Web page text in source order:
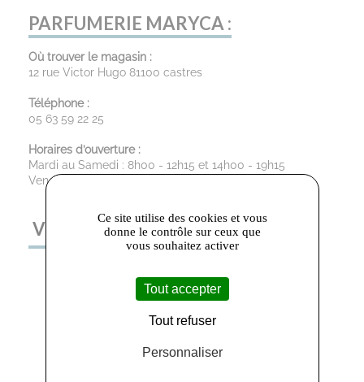
PARFUMERIE MARYCA :
Où trouver le magasin :
12 rue Victor Hugo 81100 castres
Téléphone :
05 63 59 22 25
Horaires d’ouverture :
Mardi au Samedi : 8h00 - 12h15 et 14h00 - 19h15
Vendredi : 8h00 - 19h15
VOUS AIMEREZ AUSSI
Ce site utilise des cookies et vous
donne le contrôle sur ceux que
vous souhaitez activer
Tout accepter
Tout refuser
Personnaliser